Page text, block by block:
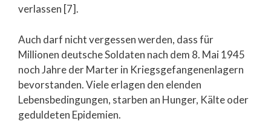
verlassen [7].
Auch darf nicht vergessen werden, dass für
Millionen deutsche Soldaten nach dem 8. Mai 1945
noch Jahre der Marter in Kriegsgefangenenlagern
bevorstanden. Viele erlagen den elenden
Lebensbedingungen, starben an Hunger, Kälte oder
geduldeten Epidemien.